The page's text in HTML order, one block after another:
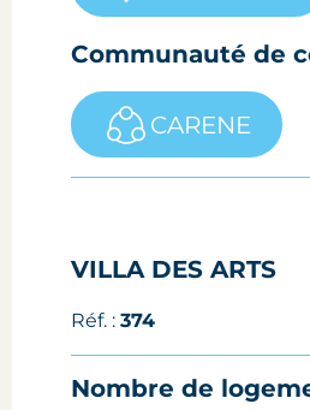
Communauté de
CARENE
VILLA DES ARTS
Réf. :374
Nombre de